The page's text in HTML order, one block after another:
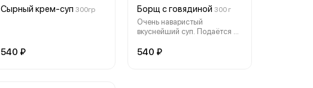
Сырный крем-суп 300гр
540 ₽
Борщ с говядиной 300 г
Очень наваристый
вкуснейший суп. Подаётся с
540 ₽